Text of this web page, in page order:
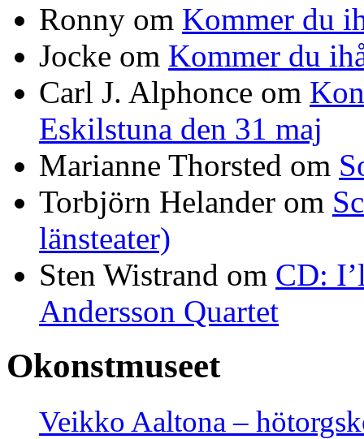
Ronny om Kommer du
Jocke om Kommer du
Carl J. Alphonce om
Eskilstuna den 31 maj
Marianne Thorsted om
Torbjörn Helander om
länsteater)
Sten Wistrand om CD:
Andersson Quartet
Okonstmuseet
Veikko Aaltona –